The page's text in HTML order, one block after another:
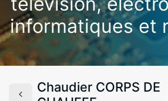
informatiques et
Chaudier CORPS DE